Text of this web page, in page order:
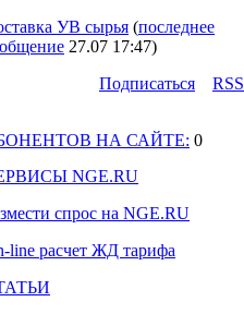
УВ сырья (последнее
27.07 17:47)
Подпиcаться
RSS
НА САЙТЕ: 0
NGE.RU
спрос на NGE.RU
line расчет ЖД тарифа